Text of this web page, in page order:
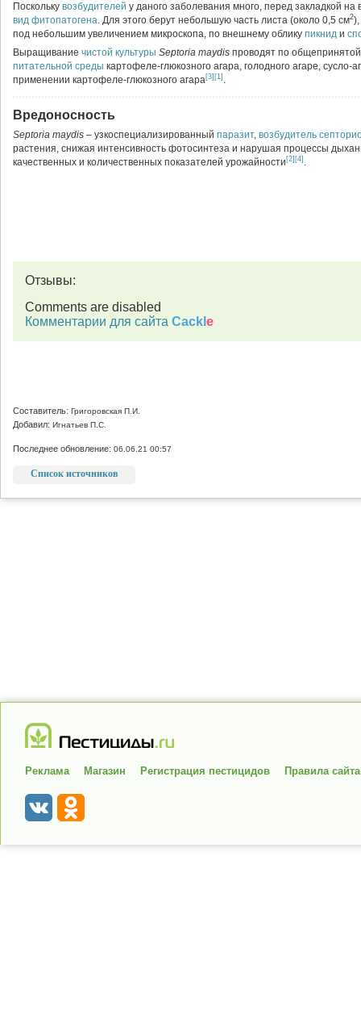
Поскольку возбудителей у даного заболевания много, перед закладкой
вид фитопатогена. Для этого берут небольшую часть листа (около 0,5 см2
под небольшим увеличением микроскопа, по внешнему облику пикнид и
Выращивание чистой культуры Septoria maydis проводят по общепринятой
питательной среды картофеле-глюкозного агара, голодного агаре, сусло-
применении картофеле-глюкозного агара[3] [1] .
Вредоносность
Septoria maydis – узкоспециализированный паразит, возбудитель
растения, снижая интенсивность фотосинтеза и нарушая процессы
качественных и количественных показателей урожайности [2] [4] .
Отзывы:
Comments are disabled
Комментарии для сайта Cackl e
Составитель: Григоровская П.И.
Добавил: Игнатьев П.С.
Последнее обновление: 06.06.21 00:57
Список источников
Реклама Магазин Регистрация пестицидов Правила сайта